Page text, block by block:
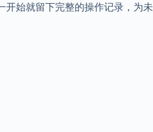
开始就留下完整的操作记录，为未